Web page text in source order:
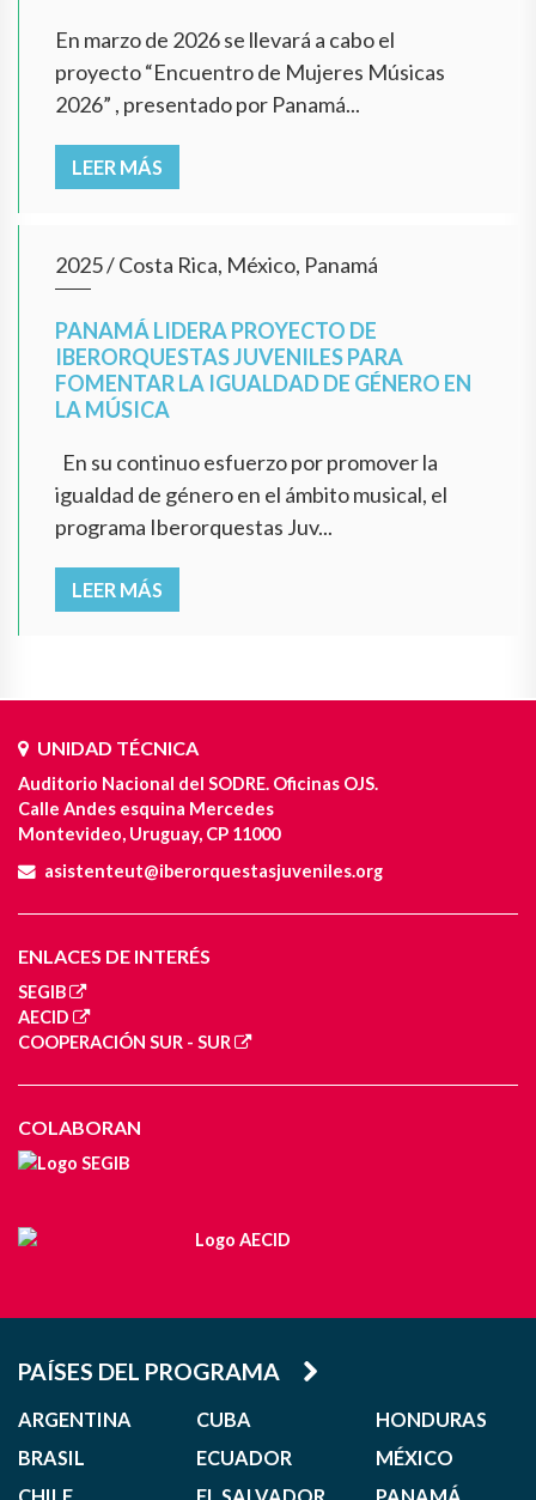
En marzo de 2026 se llevará a cabo el
proyecto “Encuentro de Mujeres Músicas
2026” , presentado por Panamá...
LEER MÁS
2025/Costa Rica, México, Panamá
PANAMÁ LIDERA PROYECTO DE
IBERORQUESTAS JUVENILES PARA
FOMENTAR LA IGUALDAD DE GÉNERO EN
LA MÚSICA
En su continuo esfuerzo por promover la
igualdad de género en el ámbito musical, el
programa Iberorquestas Juv...
LEER MÁS
UNIDAD TÉCNICA
Auditorio Nacional del SODRE. Oficinas OJS.
Calle Andes esquina Mercedes
Montevideo, Uruguay, CP 11000
asistenteut@iberorquestasjuveniles.org
ENLACES DE INTERÉS
SEGIB
AECID
COOPERACIÓN SUR - SUR
COLABORAN
PAÍSES DEL PROGRAMA
ARGENTINA
BRASIL
CUBA
ECUADOR
HONDURAS
MÉXICO